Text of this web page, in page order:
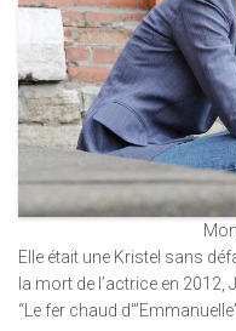
Elle était une Kristel sans
la mort de l’actrice en 2012,
“Le fer chaud